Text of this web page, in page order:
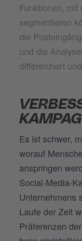
Funktionen,
segmentieren
die
und die
differenziert
Es ist schwer,
worauf
anspringen
Social-Media-
Unternehmens
Laufe der Zeit
Präferenzen